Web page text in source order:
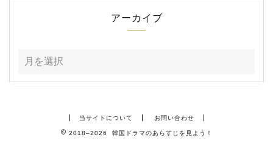
アーカイブ
当サイトについて お問い合わせ
2018–2026 韓国ドラマのあらすじを見よう！